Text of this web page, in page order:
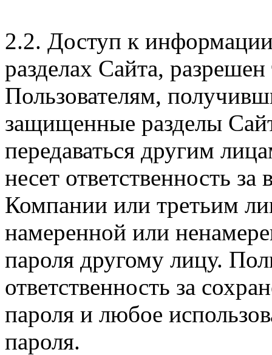
2.2. Доступ к
разделах Сайта,
Пользователям,
защищенные разделы
передаваться другим
несет ответственность
Компании или третьим
намеренной или
пароля другому лицу.
ответственность за
пароля и любое
пароля.